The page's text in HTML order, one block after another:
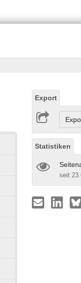
Export
Statistiken
seit